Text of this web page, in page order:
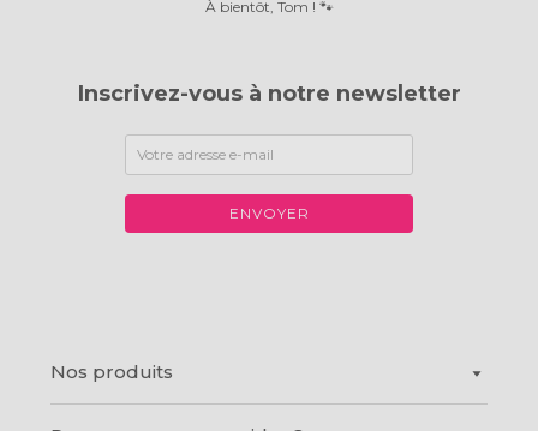
À bientôt, Tom ! 🐾
Inscrivez-vous à notre newsletter
ENVOYER
Nos produits